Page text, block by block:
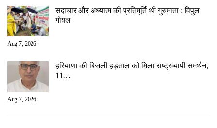
सदाचार और अध्यात्म की प्रतिमूर्ति थी गुरुमाता : विपुल
गोयल
Aug 7, 2026
हरियाणा की बिजली हड़ताल को मिला राष्ट्रव्यापी समर्थन,
11…
Aug 7, 2026